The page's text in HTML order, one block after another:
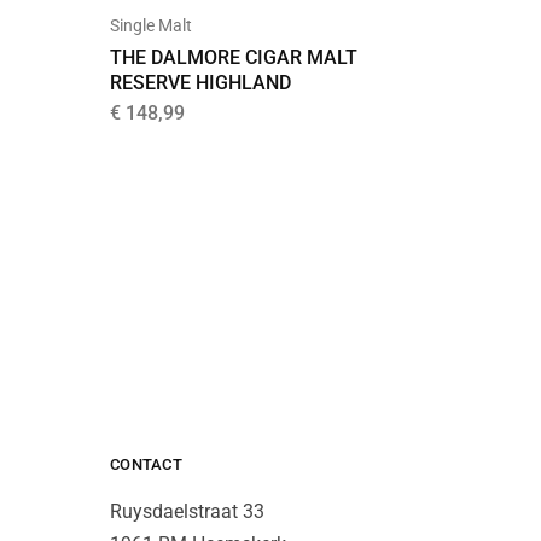
Single Malt
THE DALMORE CIGAR MALT
RESERVE HIGHLAND
€ 148,99
CONTACT
Ruysdaelstraat 33